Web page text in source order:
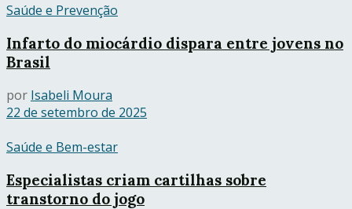
Saúde e Prevenção
Infarto do miocárdio dispara entre jovens no
Brasil
por Isabeli Moura
22 de setembro de 2025
Saúde e Bem-estar
Especialistas criam cartilhas sobre
transtorno do jogo